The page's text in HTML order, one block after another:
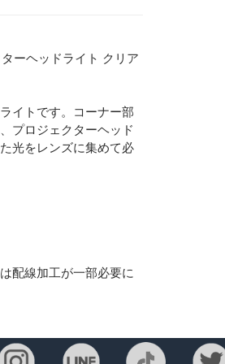
ーヘッドライト クリア
イトです。コーナー部
プロジェクターヘッド
光をレンズに集めて必
配線加工が一部必要に